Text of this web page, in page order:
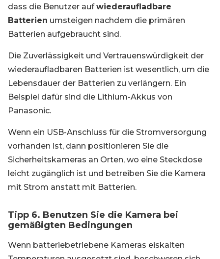
dass die Benutzer aufwiederaufladbare
Batterien umsteigen nachdem die primären
Batterien aufgebraucht sind.
Die Zuverlässigkeit und Vertrauenswürdigkeit der
wiederaufladbaren Batterien ist wesentlich, um die
Lebensdauer der Batterien zu verlängern. Ein
Beispiel dafür sind die Lithium-Akkus von
Panasonic.
Wenn ein USB-Anschluss für die Stromversorgung
vorhanden ist, dann positionieren Sie die
Sicherheitskameras an Orten, wo eine Steckdose
leicht zugänglich ist und betreiben Sie die Kamera
mit Strom anstatt mit Batterien.
Tipp 6. Benutzen Sie die Kamera bei
gemäßigten Bedingungen
Wenn batteriebetriebene Kameras eiskalten